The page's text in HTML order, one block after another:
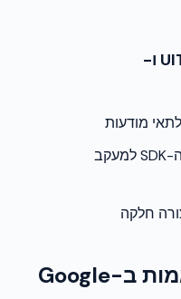
iOS: אינטגרציית UITableView ו-
מודעות
קראו למתודת registerView של ה-SDK למעקב
חלקה
הגדרת מודעות מותאמות ב-Google